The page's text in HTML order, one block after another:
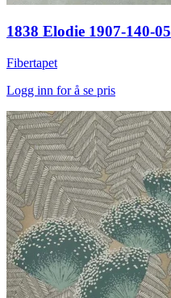
1838 Elodie 1907-140-05
Fibertapet
Logg inn for å se pris